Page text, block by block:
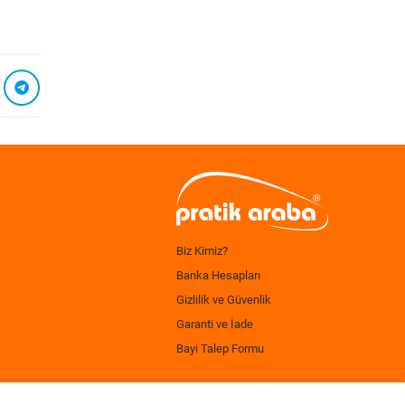
Biz Kimiz?
Banka Hesapları
Gizlilik ve Güvenlik
Garanti ve İade
Bayi Talep Formu